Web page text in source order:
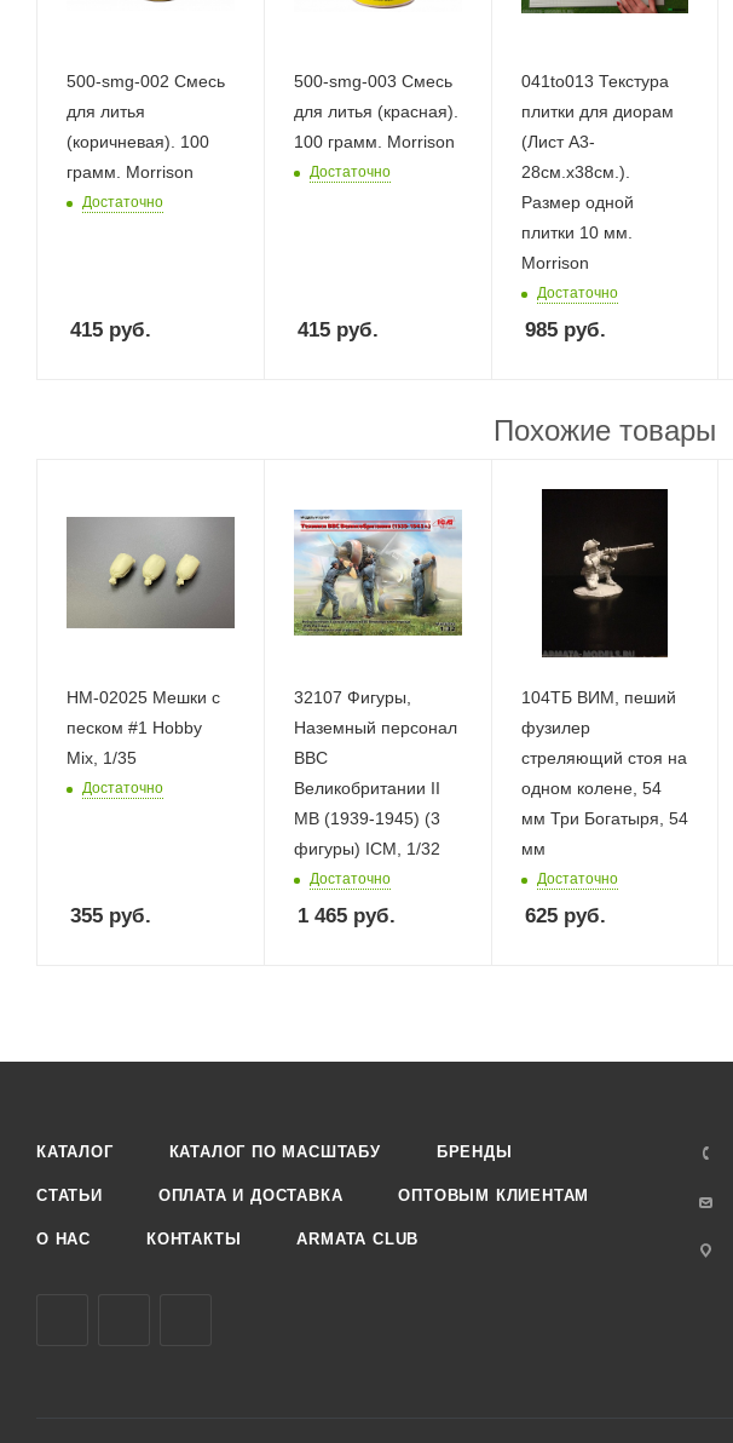
500-smg-002 Смесь
для литья
(коричневая). 100
грамм. Morrison
Достаточно
415 руб.
500-smg-003 Смесь
для литья (красная).
100 грамм. Morrison
Достаточно
415руб.
041to013 Текстура
плитки для диорам
(Лист А3-
28см.х38см.).
Размер одной
плитки 10 мм.
Morrison
Достаточно
985руб.
Похожие товары
НМ-02025 Мешки с
песком #1 Hobby
Mix, 1/35
Достаточно
355 руб.
32107 Фигуры,
Наземный персонал
ВВС
Великобритании II
МВ (1939-1945) (3
фигуры) ICM, 1/32
Достаточно
1 465руб.
104ТБ ВИМ, пеший
фузилер
стреляющий стоя на
одном колене, 54
мм Три Богатыря, 54
мм
Достаточно
625руб.
КАТАЛОГ КАТАЛОГ ПО МАСШТАБУ БРЕНДЫ
СТАТЬИ ОПЛАТА И ДОСТАВКА ОПТОВЫМ КЛИЕНТАМ
О НАС КОНТАКТЫ ARMATA CLUB